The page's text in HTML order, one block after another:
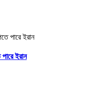
ইরান